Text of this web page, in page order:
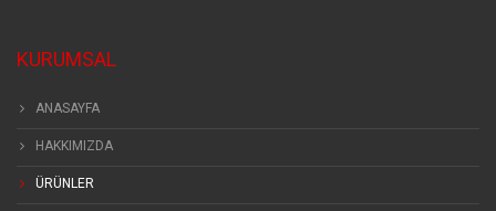
KURUMSAL
ANASAYFA
HAKKIMIZDA
ÜRÜNLER